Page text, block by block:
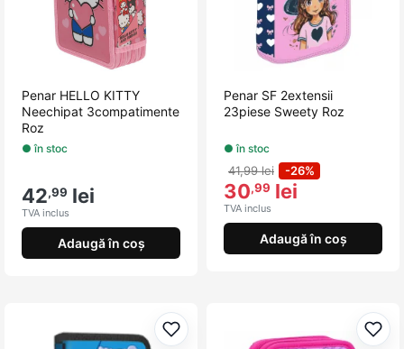
Penar HELLO KITTY
Neechipat 3compatimente
Roz
● în stoc
42,99 lei
TVA inclus
Adaugă în coș
Penar SF 2extensii
23piese Sweety Roz
● în stoc
41,99 lei -26%
30,99 lei
TVA inclus
Adaugă în coș
Adaugă la favorite